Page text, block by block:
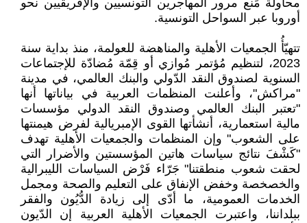
محاولة مَنْع مرور المهاجرين التونسيين والإفريقيين نحو
أوروبا عبر السواحل التونسية.
تتهيّأُ الجمعيات الأهلية والمناهضة للعولمة، منذ بداية سنة
2023، لتنظيم مُؤتمر مُوازي أو قِمّة مُضادّة للإجتماعات
السنوية لصندوق النقد الدّولي والبنك العالمي، في مدينة
"مراكش"، وأعلنت المنظمات العربية في بياناتها أنها
"تعتبر البنك العالمي وصندوق النقد الدولي مؤسسات
مالية استعمارية، أنشأتها القوى الإمبريالية لفرض هيمنتها
على الشعوب" وإن المنظمات والجمعيات الأهلية تهدف
"كَشْفَ نتائج سياسات هاتين المؤسستين والأضرار التي
لحقت شعوب منطقتنا" جَرّاء فَرْض السياسات الليبرالية
والخصخصة وخفض الإنفاق على التعليم والصحة ومجمل
الخدمات العمومية، ما أدّى إلى زيادة الدُّيُون والفقر
ببلداننا، واعتبرت الجمعيات الأهلية العربية إن الدّيون